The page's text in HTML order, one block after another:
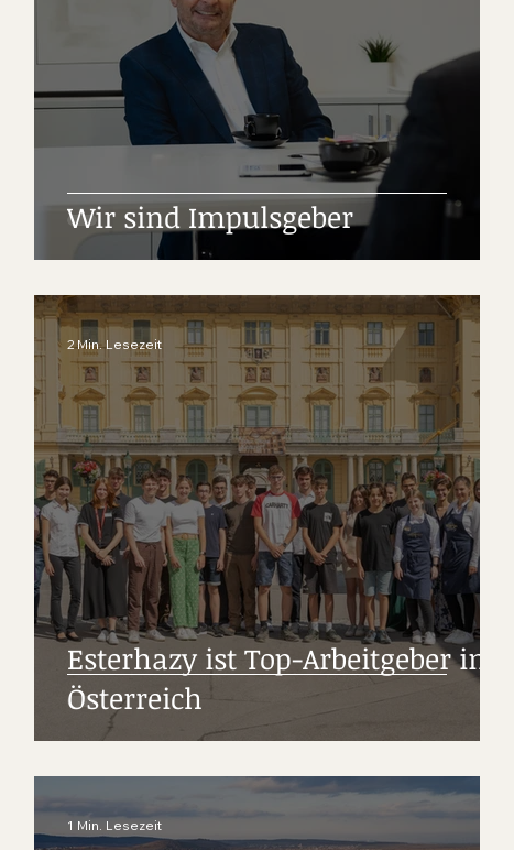
Wir sind Impulsgeber
Esterhazy ist Top-Arbeitgeber in
Österreich
2 Min. Lesezeit
1 Min. Lesezeit